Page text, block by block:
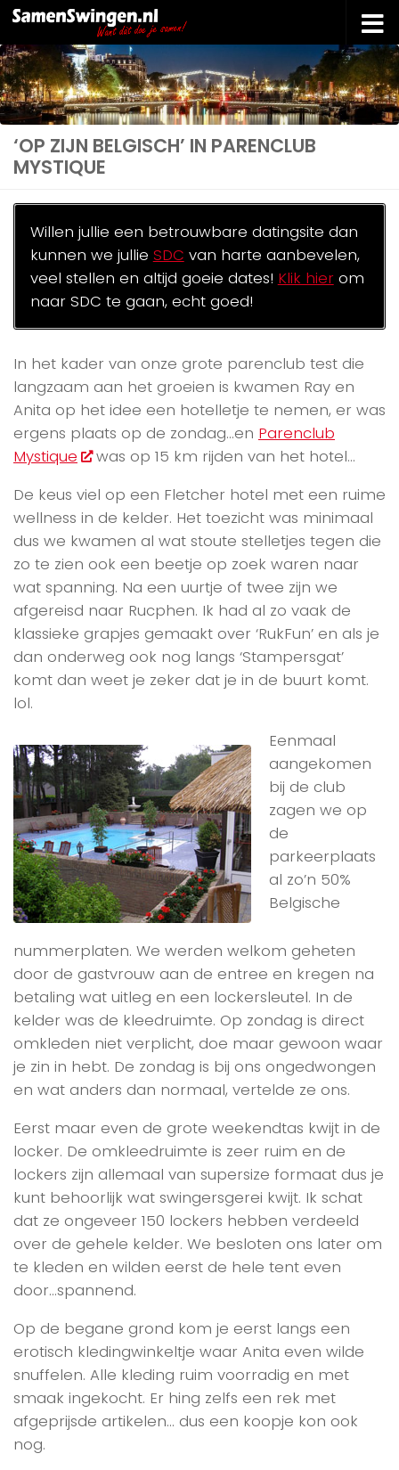
Doorgaan naar inhoud
‘OP ZIJN BELGISCH’ IN PARENCLUB
MYSTIQUE
Willen jullie een betrouwbare datingsite dan
kunnen we jullie SDC van harte aanbevelen,
veel stellen en altijd goeie dates! Klik hierom
naar SDC te gaan, echt goed!
In het kader van onze grote parenclub test die
langzaam aan het groeien is kwamen Ray en
Anita op het idee een hotelletje te nemen, er was
ergens plaats op de zondag…en Parenclub
Mystique
was op 15 km rijden van het hotel…
De keus viel op een Fletcher hotel met een ruime
wellness in de kelder. Het toezicht was minimaal
dus we kwamen al wat stoute stelletjes tegen die
zo te zien ook een beetje op zoek waren naar
wat spanning. Na een uurtje of twee zijn we
afgereisd naar Rucphen. Ik had al zo vaak de
klassieke grapjes gemaakt over ‘RukFun’ en als je
dan onderweg ook nog langs ‘Stampersgat’
komt dan weet je zeker dat je in de buurt komt.
lol.
Eenmaal
aangekomen
bij de club
zagen we op
de
parkeerplaats
al zo’n 50%
Belgische
nummerplaten. We werden welkom geheten
door de gastvrouw aan de entree en kregen na
betaling wat uitleg en een lockersleutel. In de
kelder was de kleedruimte. Op zondag is direct
omkleden niet verplicht, doe maar gewoon waar
je zin in hebt. De zondag is bij ons ongedwongen
en wat anders dan normaal, vertelde ze ons.
Eerst maar even de grote weekendtas kwijt in de
locker. De omkleedruimte is zeer ruim en de
lockers zijn allemaal van supersize formaat dus je
kunt behoorlijk wat swingersgerei kwijt. Ik schat
dat ze ongeveer 150 lockers hebben verdeeld
over de gehele kelder. We besloten ons later om
te kleden en wilden eerst de hele tent even
door…spannend.
Op de begane grond kom je eerst langs een
erotisch kledingwinkeltje waar Anita even wilde
snuffelen. Alle kleding ruim voorradig en met
smaak ingekocht. Er hing zelfs een rek met
afgeprijsde artikelen… dus een koopje kon ook
nog.